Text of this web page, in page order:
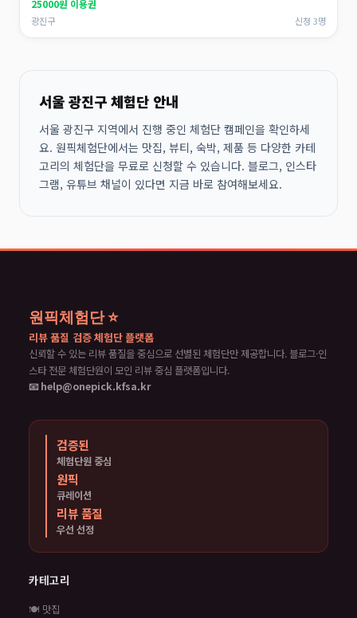
25000원 이용권
광진구 신청 3명
서울 광진구 체험단 안내
서울 광진구 지역에서 진행 중인 체험단 캠페인을 확인하세
요. 원픽체험단에서는 맛집, 뷰티, 숙박, 제품 등 다양한 카테
고리의 체험단을 무료로 신청할 수 있습니다. 블로그, 인스타
그램, 유튜브 채널이 있다면 지금 바로 참여해보세요.
원픽체험단 ⭐
리뷰 품질 검증 체험단 플랫폼
신뢰할 수 있는 리뷰 품질을 중심으로 선별된 체험단만 제공합니다. 블로그·인
스타 전문 체험단원이 모인 리뷰 중심 플랫폼입니다.
📧 help@onepick.kfsa.kr
검증된
체험단원 중심
원픽
큐레이션
리뷰 품질
우선 선정
카테고리
🍽️ 맛집